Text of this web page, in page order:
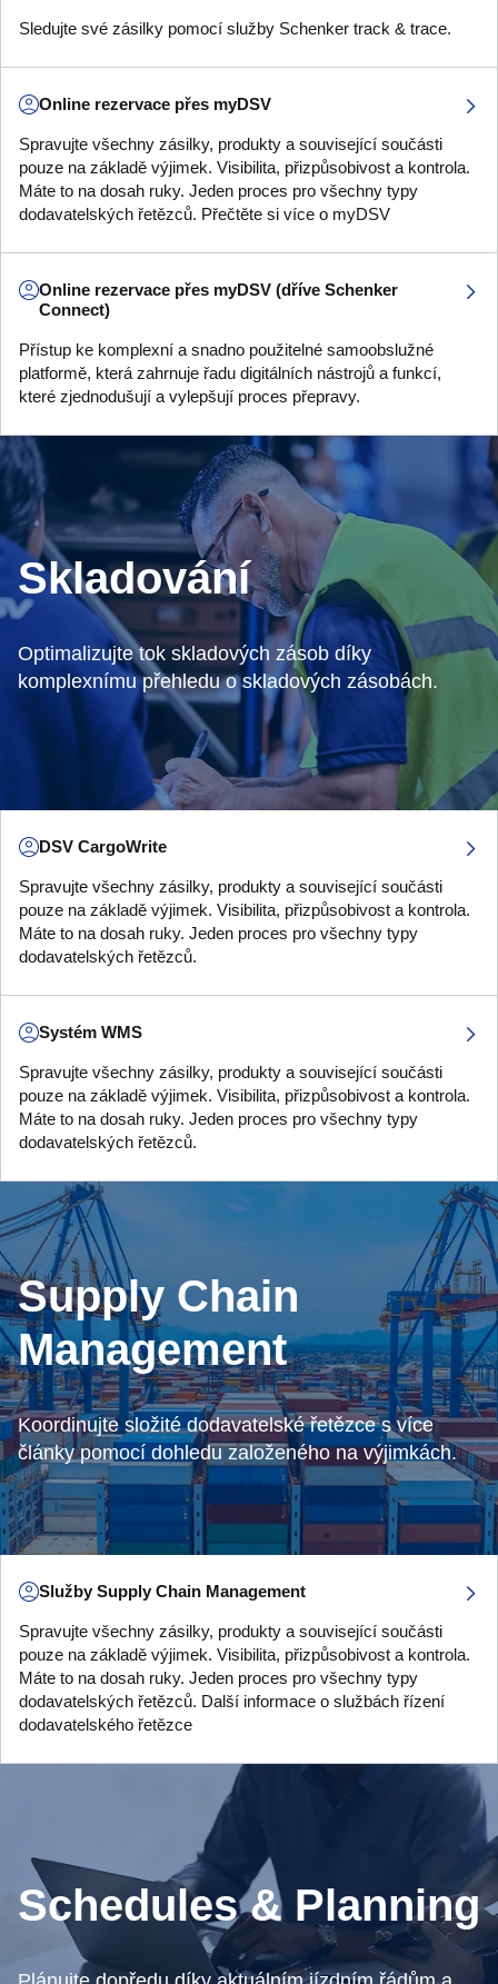
Sledujte své zásilky pomocí služby Schenker track & trace.
Online rezervace přes myDSV
Spravujte všechny zásilky, produkty a související součásti
pouze na základě výjimek. Visibilita, přizpůsobivost a kontrola.
Máte to na dosah ruky. Jeden proces pro všechny typy
dodavatelských řetězců. Přečtěte si více o myDSV
Online rezervace přes myDSV (dříve Schenker
Connect)
Přístup ke komplexní a snadno použitelné samoobslužné
platformě, která zahrnuje řadu digitálních nástrojů a funkcí,
které zjednodušují a vylepšují proces přepravy.
Skladování
Optimalizujte tok skladových zásob díky
komplexnímu přehledu o skladových zásobách.
DSV CargoWrite
Spravujte všechny zásilky, produkty a související součásti
pouze na základě výjimek. Visibilita, přizpůsobivost a kontrola.
Máte to na dosah ruky. Jeden proces pro všechny typy
dodavatelských řetězců.
Systém WMS
Spravujte všechny zásilky, produkty a související součásti
pouze na základě výjimek. Visibilita, přizpůsobivost a kontrola.
Máte to na dosah ruky. Jeden proces pro všechny typy
dodavatelských řetězců.
Supply Chain
Management
Koordinujte složité dodavatelské řetězce s více
články pomocí dohledu založeného na výjimkách.
Služby Supply Chain Management
Spravujte všechny zásilky, produkty a související součásti
pouze na základě výjimek. Visibilita, přizpůsobivost a kontrola.
Máte to na dosah ruky. Jeden proces pro všechny typy
dodavatelských řetězců. Další informace o službách řízení
dodavatelského řetězce
Schedules & Planning